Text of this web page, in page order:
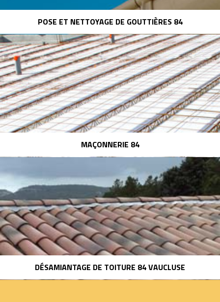
POSE ET NETTOYAGE DE GOUTTIÈRES 84
MAÇONNERIE 84
DÉSAMIANTAGE DE TOITURE 84 VAUCLUSE